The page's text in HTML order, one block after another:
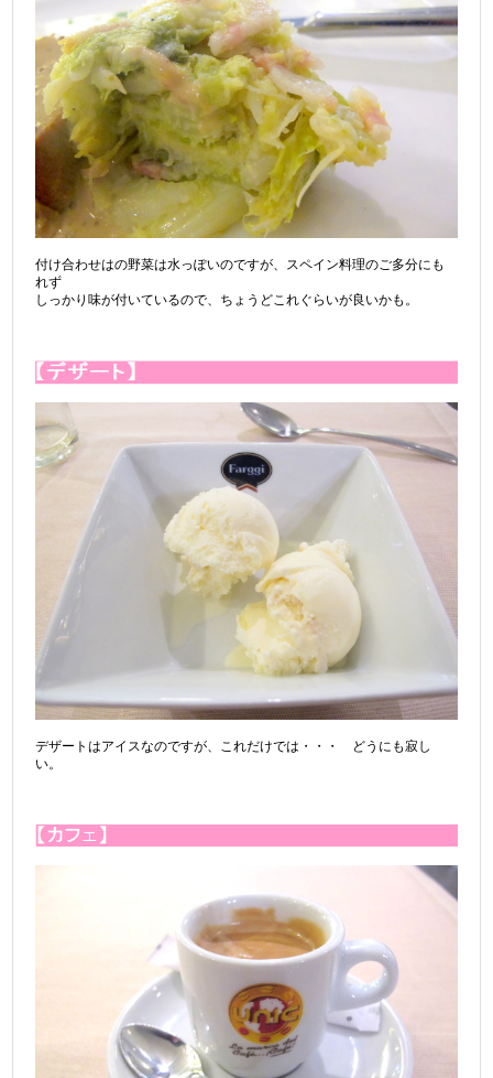
付け合わせはの野菜は水っぽいのですが、スペイン料理のご多分にも
れず
しっかり味が付いているので、ちょうどこれぐらいが良いかも。
デザートはアイスなのですが、これだけでは・・・ どうにも寂し
い。